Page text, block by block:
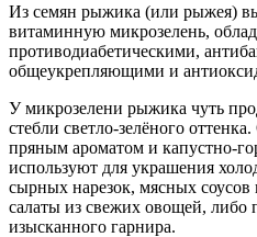
Из семян рыжика (или рыжея)
витаминную микрозелень,
противодиабетическими,
общеукрепляющими и
У микрозелени рыжика чуть
стебли светло-зелёного
пряным ароматом и капустно-
используют для украшения
сырных нарезок, мясных
салаты из свежих овощей, либо
изысканного гарнира.